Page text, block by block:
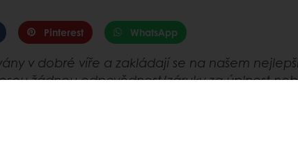
Pinterest WhatsApp
v dobré víře a zakládají se na našem
žádnou odpovědnost/záruky za úplnost